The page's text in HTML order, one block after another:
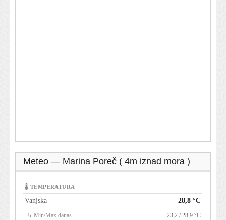
Meteo — Marina Poreč ( 4m iznad mora )
🌡 TEMPERATURA
Vanjska 28,8 °C
↳ Min/Max danas 23,2 / 28,9 °C